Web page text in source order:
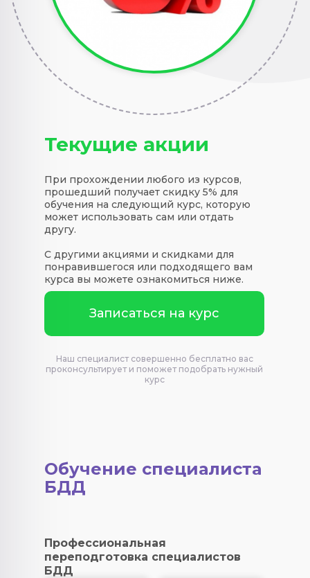
При прохождении любого из курсов,
прошедший получает скидку 5% для
обучения на следующий курс, которую
может использовать сам или отдать
другу.
С другими акциями и скидками для
понравившегося или подходящего вам
курса вы можете ознакомиться ниже.
Наш специалист совершенно бесплатно вас
проконсультирует и поможет подобрать нужный
курс
Записаться на курс
Текущие акции
Обучение специалиста
БДД
Профессиональная
переподготовка специалистов
БДД